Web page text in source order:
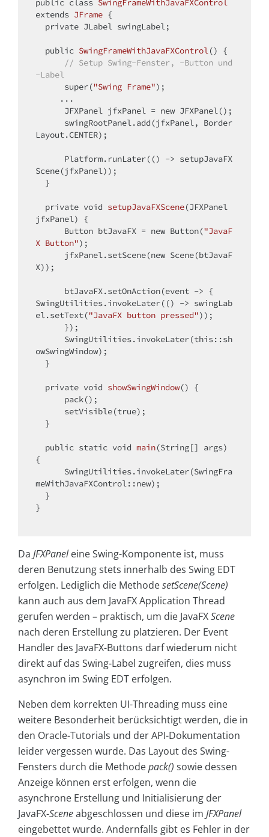
public class SwingFrameWithJavaFXControl
extends JFrame {
private JLabel swingLabel;
public SwingFrameWithJavaFXControl()
{
// Setup Swing-Fenster, -Button und
-Label
super("Swing Frame");
      JFXPanel jfxPanel =
new JFXPanel();
Layout.CENTER);
Scene(jfxPanel));
private void setupJavaFXScene(JFXPanel
jfxPanel)
{
      Button btJavaFX =
new Button("JavaF
X Button");
      jfxPanel.setScene(
new Scene(btJavaF
X));
SwingUtilities.invokeLater(() -> swingLab
el.setText("JavaFX button pressed"));
      SwingUtilities.invokeLater(
this::sh
owSwingWindow);
private void showSwingWindow()
{
      setVisible(
true);
public static void main(String[] args)
{
meWithJavaFXControl::new);
}
Da JFXPanel eine Swing-Komponente ist, muss
deren Benutzung stets innerhalb des Swing EDT
erfolgen. Lediglich die MethodesetScene(Scene)
kann auch aus dem JavaFX Application Thread
gerufen werden – praktisch, um die JavaFXScene
nach deren Erstellung zu platzieren. Der Event
Handler des JavaFX-Buttons darf wiederum nicht
direkt auf das Swing-Label zugreifen, dies muss
asynchron im Swing EDT erfolgen.
Neben dem korrekten UI-Threading muss eine
weitere Besonderheit berücksichtigt werden, die in
den Oracle-Tutorials und der API-Dokumentation
leider vergessen wurde. Das Layout des Swing-
Fensters durch die Methodepack() sowie dessen
Anzeige können erst erfolgen, wenn die
asynchrone Erstellung und Initialisierung der
JavaFX-Sceneabgeschlossen und diese im JFXPanel
eingebettet wurde. Andernfalls gibt es Fehler in der